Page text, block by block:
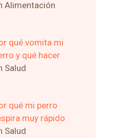
Alimentación
qué vomita mi
y qué hacer
Salud
qué mi perro
muy rápido
Salud